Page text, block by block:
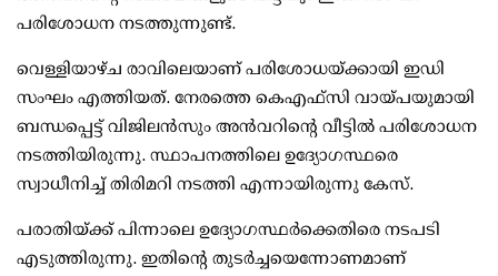
പരിശോധന നടത്തുന്നുണ്ട്.
വെള്ളിയാഴ്ച രാവിലെയാണ് പരിശോധയ്ക്കായി ഇഡി
സംഘം എത്തിയത്. നേരത്തെ കെഎഫ്സി വായ്പയുമായി
ബന്ധപ്പെട്ട് വിജിലന്‍സും അന്‍വറിന്റെ വീട്ടില്‍ പരിശോധന
നടത്തിയിരുന്നു. സ്ഥാപനത്തിലെ ഉദ്യോഗസ്ഥരെ
സ്വാധീനിച്ച് തിരിമറി നടത്തി എന്നായിരുന്നു കേസ്.
പരാതിയ്ക്ക് പിന്നാലെ ഉദ്യോഗസ്ഥര്‍ക്കെതിരെ നടപടി
എടുത്തിരുന്നു. ഇതിന്റെ തുടര്‍ച്ചയെന്നോണമാണ്